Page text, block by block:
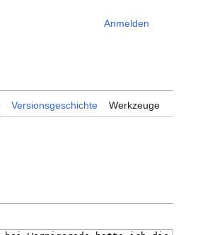
Anmelden
Versionsgeschichte Werkzeuge